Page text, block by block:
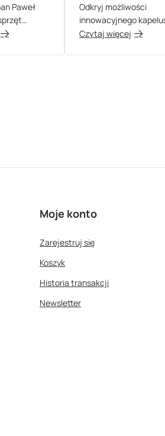
i
Paweł
się jego
EcoFlow Power Hat
Odkryj możliwości
innowacyjnego
EcoFlow Power Hat!
Czytaj więcej
Moje konto
Zarejestruj się
Koszyk
Historia transakcji
Newsletter